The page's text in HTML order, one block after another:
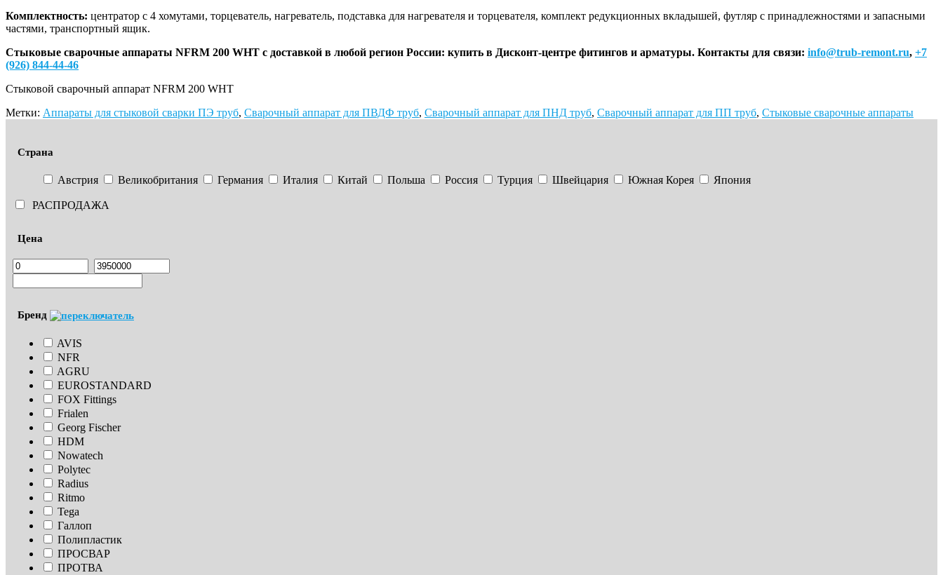
Комплектность: центратор с 4 хомутами, торцеватель, нагреватель, подставка для нагревателя и торцевателя, комплект редукционных вкладышей, футляр с принадлежностями и запасными
частями, транспортный ящик.
Стыковые сварочные аппараты NFRM 200 WHT с доставкой в любой регион России: купить в Дисконт-центре фитингов и арматуры. Контакты для связи: info@trub-remont.ru, +7
(926) 844-44-46
Стыковой сварочный аппарат NFRM 200 WHT
Метки: Аппараты для стыковой сварки ПЭ труб, Сварочный аппарат для ПВДФ труб, Сварочный аппарат для ПНД труб, Сварочный аппарат для ПП труб, Стыковые сварочные аппараты
Страна
Австрия Великобритания Германия Италия Китай Польша Россия Турция Швейцария Южная Корея Япония
РАСПРОДАЖА
Цена
Бренд
AVIS
NFR
AGRU
EUROSTANDARD
FOX Fittings
Frialen
Georg Fischer
HDM
Nowatech
Polytec
Radius
Ritmo
Tega
Галлоп
Полипластик
ПРОСВАР
ПРОТВА